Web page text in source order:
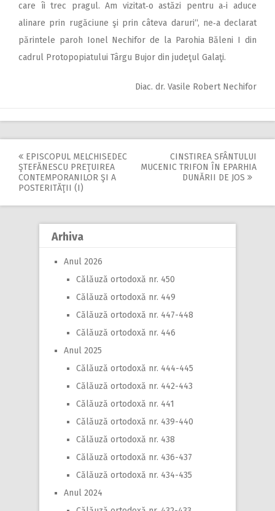
care îi trec pragul. Am vizitat‑o astăzi pentru a‑i aduce
alinare prin rugăciune şi prin câteva daruri“, ne‑a declarat
părintele paroh Ionel Nechifor de la Parohia Băleni I din
cadrul Protopopiatului Târgu Bujor din judeţul Galaţi.
Diac. dr. Vasile Robert Nechifor
Post
navigation
EPISCOPUL MELCHISEDEC
ŞTEFĂNESCU PREŢUIREA
CONTEMPORANILOR ŞI A
POSTERITĂŢII (I)
CINSTIREA SFÂNTULUI
MUCENIC TRIFON ÎN EPARHIA
DUNĂRII DE JOS
Arhiva
Anul 2026
Călăuză ortodoxă nr. 450
Călăuză ortodoxă nr. 449
Călăuză ortodoxă nr. 447-448
Călăuză ortodoxă nr. 446
Anul 2025
Călăuză ortodoxă nr. 444-445
Călăuză ortodoxă nr. 442-443
Călăuză ortodoxă nr. 441
Călăuză ortodoxă nr. 439-440
Călăuză ortodoxă nr. 438
Călăuză ortodoxă nr. 436-437
Călăuză ortodoxă nr. 434-435
Anul 2024